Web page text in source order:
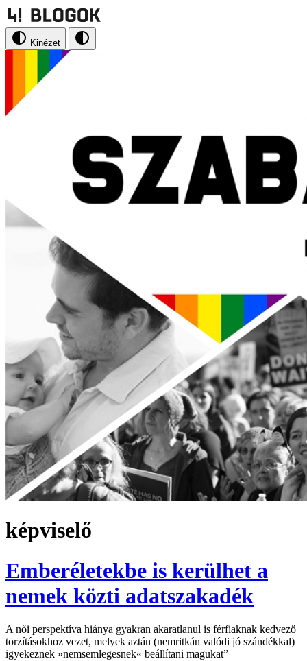
Kinézet
képviselő
Emberéletekbe is kerülhet a
nemek közti adatszakadék
A női perspektíva hiánya gyakran akaratlanul is férfiaknak kedvező
torzításokhoz vezet, melyek aztán (nemritkán valódi jó szándékkal)
igyekeznek »nemsemlegesnek« beállítani magukat”